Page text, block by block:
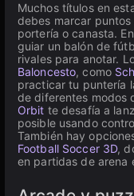
Muchos títulos en
debes marcar
portería o canasta. En
guiar un balón de
rivales para anotar.
Baloncesto, como
practicar tu puntería
de diferentes modos
Orbit te desafía a
posible usando
También hay
Football Soccer 3D,
en partidas de arena